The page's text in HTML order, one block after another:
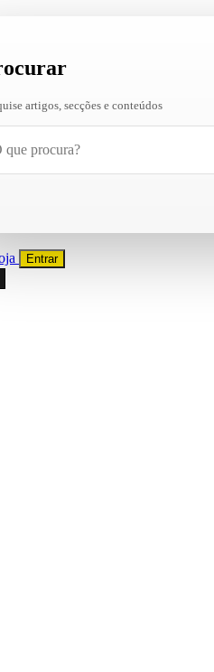
artigos, secções e conteúdos
Entrar